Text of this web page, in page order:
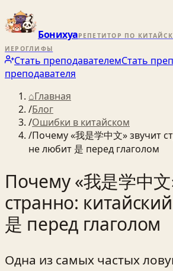
БонихуаРЕПЕТИТОР ПО
ИЕРОГЛИФЫ
Стать преподавателемСтать
преподавателя
⌂Главная
/Блог
/Ошибки в китайском
/Почему «我是学中文» звучит
не любит 是 перед глаголом
Почему «我是学中
странно:
是 перед глаголом
Одна из самых частых